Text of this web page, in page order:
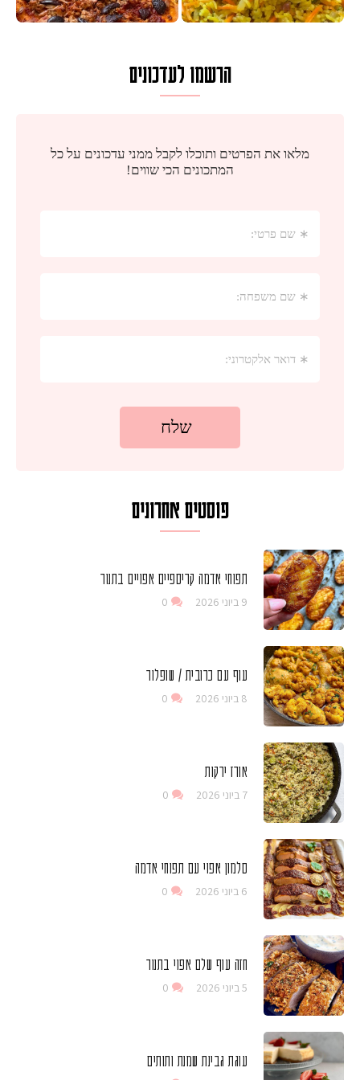
הרשמו לעדכונים
פוסטים אחרונים
תפוחי אדמה קריספיים אפויים בתנור
9 ביוני 2026 0
עוף עם כרובית / שופלור
8 ביוני 2026 0
אורז ירקות
7 ביוני 2026 0
סלמון אפוי עם תפוחי אדמה
6 ביוני 2026 0
חזה עוף שלם אפוי בתנור
5 ביוני 2026 0
עוגת גבינת שמנת ותותים